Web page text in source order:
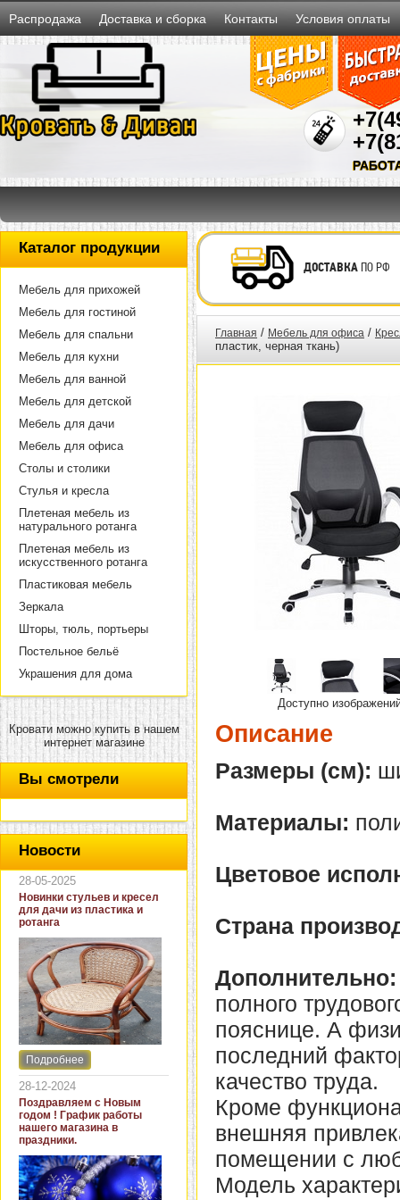
Распродажа Доставка и сборка Контакты Условия оплаты
Каталог продукции
Мебель для прихожей
Мебель для гостиной
Мебель для спальни
Мебель для кухни
Мебель для ванной
Мебель для детской
Мебель для дачи
Мебель для офиса
Столы и столики
Стулья и кресла
Плетеная мебель из
натурального ротанга
Плетеная мебель из
искусственного ротанга
Пластиковая мебель
Зеркала
Шторы, тюль, портьеры
Постельное бельё
Украшения для дома
Кровати можно купить в нашем
интернет магазине
Вы смотрели
Новости
28-05-2025
Новинки стульев и кресел
для дачи из пластика и
ротанга
Интернет-магазин "Кровать
и диван" представляет
новинки стульев и кресел
для дачи. В ассортименте
представлены как
бюджетные модели из
пластика для дачи, так и
кресла для загородных
домов из натурального и
искусственного ротанга.
Подробнее
28-12-2024
Поздравляем с Новым
годом ! График работы
нашего магазина в
праздники.
ДОСТАВКАПО РФ
Главная / Мебель для офиса /
пластик, черная ткань)
Доступно
Описание
Размеры (см):
Материалы:
Цветовое
Страна
Дополнительно:
полного
пояснице. А
последний
качество труда.
Кроме
внешняя
помещении с
Модель